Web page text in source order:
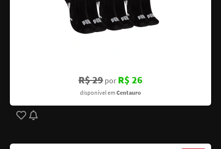
R$ 29 por R$ 26
disponível em Centauro